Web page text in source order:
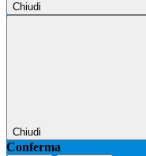
Chiudi
Chiudi
Conferma